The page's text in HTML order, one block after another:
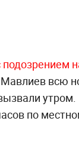
Мавлиев всю
утром.
по